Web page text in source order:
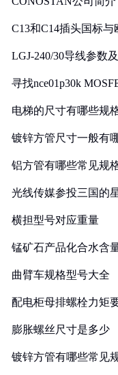
C13和C14插头国标
LGJ-240/30导线参数
寻找nce01p30k
电梯的尺寸有哪些规
镀锌方管尺寸一般有
铝方管有哪些常见规
光线传媒参投三国的
横担型号对应重量
锰矿石产品化合水含
曲臂车规格型号大全
配电柜母排螺栓力矩
膨胀螺丝尺寸是多少
镀锌方管有哪些常见